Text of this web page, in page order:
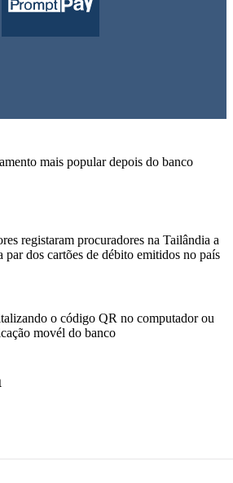
mais popular depois do banco
registaram procuradores na Tailândia a
dos cartões de débito emitidos no país
o código QR no computador ou
movél do banco